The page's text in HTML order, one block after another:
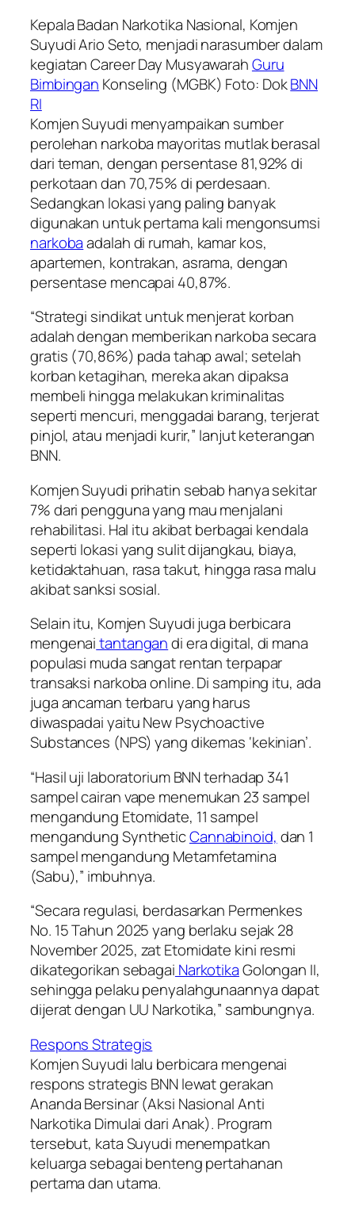
Kepala Badan Narkotika Nasional, Komjen
Suyudi Ario Seto, menjadi narasumber dalam
kegiatan Career Day MusyawarahGuru
Bimbingan Konseling (MGBK) Foto: DokBNN
RI
Komjen Suyudi menyampaikan sumber
perolehan narkoba mayoritas mutlak berasal
dari teman, dengan persentase 81,92% di
perkotaan dan 70,75% di perdesaan.
Sedangkan lokasi yang paling banyak
digunakan untuk pertama kali mengonsumsi
narkobaadalah di rumah, kamar kos,
apartemen, kontrakan, asrama, dengan
persentase mencapai 40,87%.
“Strategi sindikat untuk menjerat korban
adalah dengan memberikan narkoba secara
gratis (70,86%) pada tahap awal; setelah
korban ketagihan, mereka akan dipaksa
membeli hingga melakukan kriminalitas
seperti mencuri, menggadai barang, terjerat
pinjol, atau menjadi kurir,” lanjut keterangan
BNN.
Komjen Suyudi prihatin sebab hanya sekitar
7% dari pengguna yang mau menjalani
rehabilitasi. Hal itu akibat berbagai kendala
seperti lokasi yang sulit dijangkau, biaya,
ketidaktahuan, rasa takut, hingga rasa malu
akibat sanksi sosial.
Selain itu, Komjen Suyudi juga berbicara
mengenaitantangandi era digital, di mana
populasi muda sangat rentan terpapar
transaksi narkoba online. Di samping itu, ada
juga ancaman terbaru yang harus
diwaspadai yaitu New Psychoactive
Substances (NPS) yang dikemas ‘kekinian’.
“Hasil uji laboratorium BNN terhadap 341
sampel cairan vape menemukan 23 sampel
mengandung Etomidate, 11 sampel
mengandung SyntheticCannabinoid, dan 1
sampel mengandung Metamfetamina
(Sabu),” imbuhnya.
“Secara regulasi, berdasarkan Permenkes
No. 15 Tahun 2025 yang berlaku sejak 28
November 2025, zat Etomidate kini resmi
dikategorikan sebagai NarkotikaGolongan II,
sehingga pelaku penyalahgunaannya dapat
dijerat dengan UU Narkotika,” sambungnya.
Respons Strategis
Komjen Suyudi lalu berbicara mengenai
respons strategis BNN lewat gerakan
Ananda Bersinar (Aksi Nasional Anti
Narkotika Dimulai dari Anak). Program
tersebut, kata Suyudi menempatkan
keluarga sebagai benteng pertahanan
pertama dan utama.